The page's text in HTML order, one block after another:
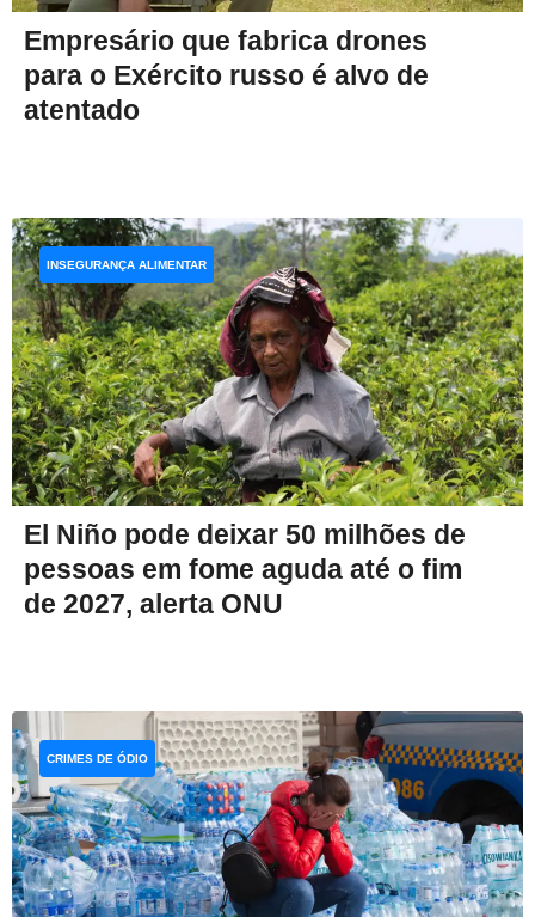
Empresário que fabrica drones
para o Exército russo é alvo de
atentado
El Niño pode deixar 50 milhões de
pessoas em fome aguda até o fim
de 2027, alerta ONU
INSEGURANÇA ALIMENTAR
CRIMES DE ÓDIO